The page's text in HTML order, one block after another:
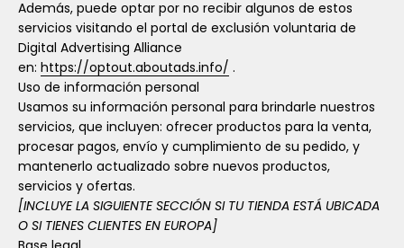
Además, puede optar por no recibir algunos de estos
servicios visitando el portal de exclusión voluntaria de
Digital Advertising Alliance
en: https://optout.aboutads.info/ .
Uso de información personal
Usamos su información personal para brindarle nuestros
servicios, que incluyen: ofrecer productos para la venta,
procesar pagos, envío y cumplimiento de su pedido, y
mantenerlo actualizado sobre nuevos productos,
servicios y ofertas.
[INCLUYE LA SIGUIENTE SECCIÓN SI TU TIENDA ESTÁ UBICADA
O SI TIENES CLIENTES EN EUROPA]